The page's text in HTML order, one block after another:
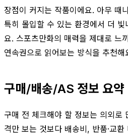
장점이 커지는 작품이에요. 아무 때
특히 몰입할 수 있는 환경에서 더
요. 스포츠만화의 매력을 제대로 느
연속권으로 읽어보는 방식을 추천해
구매/배송/AS 정보 요약
구매 전 체크해야 할 정보는 의외로
격만 보는 것보다 배송비, 반품·교